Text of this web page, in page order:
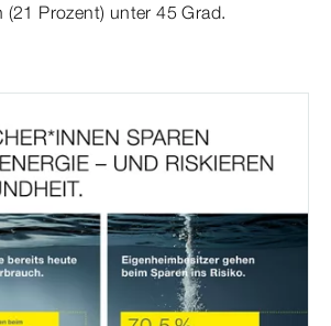
(21 Prozent) unter 45 Grad.